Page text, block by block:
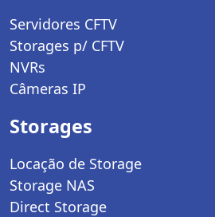
Servidores CFTV
Storages p/ CFTV
NVRs
Câmeras IP
Storages
Locação de Storage
Storage NAS
Direct Storage